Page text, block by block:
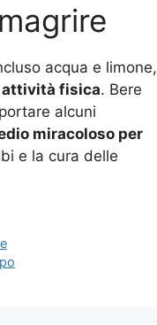
acqua e limone,
attività fisica. Bere
alcuni
miracoloso per
e la cura delle